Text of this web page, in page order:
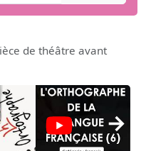
de théâtre avant
→